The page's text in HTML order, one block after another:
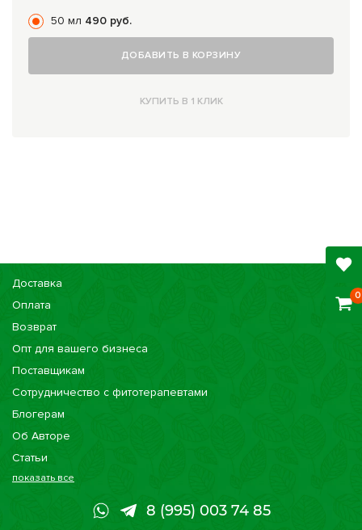
50 мл 490 руб.
ДОБАВИТЬ В КОРЗИНУ
КУПИТЬ В 1 КЛИК
0
Доставка
Оплата
Возврат
Опт для вашего бизнеса
Поставщикам
Сотрудничество с фитотерапевтами
Блогерам
Об Авторе
Статьи
Консультации
Наши магазины
показать все
8 (995) 003 74 85